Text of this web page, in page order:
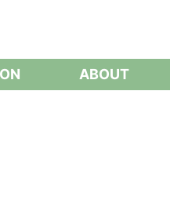
ABOUT